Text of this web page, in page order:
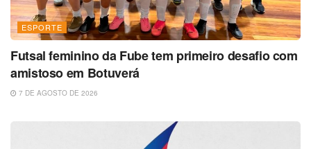
ESPORTE
Futsal feminino da Fube tem primeiro desafio com
amistoso em Botuverá
7 DE AGOSTO DE 2026